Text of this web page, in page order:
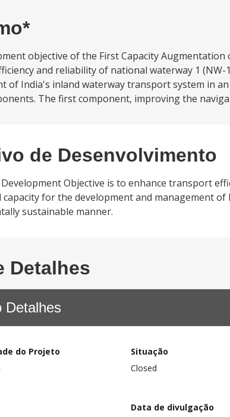
objective of the First Capacity
and reliability of national waterway 1
of India's inland waterway transport system in
The first component, improving the
de Desenvolvimento
Objective is to enhance transport
for the development and management
sustainable manner.
Detalhes
Detalhes
do Projeto
Situação
Closed
Data de divulgação